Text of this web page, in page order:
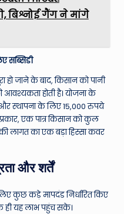
बिश्नोई गैंग ने मांगे
सब्सिडी
हो जाने के बाद, किसान को पानी
होती है। योजना के
स्थापना के लिए 15,000 रुपये
प्रकार, एक पात्र किसान को कुल
लागत का एक बड़ा हिस्सा कवर
और शर्तें
कड़े मापदंड निर्धारित किए
यह लाभ पहुंच सके।